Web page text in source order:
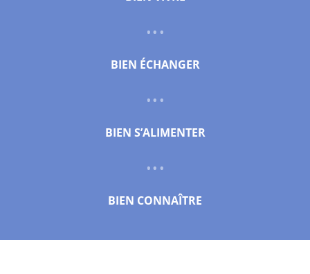
BIEN ÉCHANGER
BIEN S’ALIMENTER
BIEN CONNAÎTRE